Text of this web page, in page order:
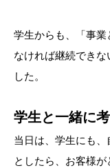
学生からも、「事
なければ継続でき
した。
学生と一緒に
当日は、学生にも
としたら、お客様